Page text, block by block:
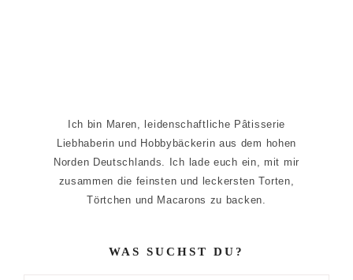
Ich bin Maren, leidenschaftliche Pâtisserie
Liebhaberin und Hobbybäckerin aus dem hohen
Norden Deutschlands. Ich lade euch ein, mit mir
zusammen die feinsten und leckersten Torten,
Törtchen und Macarons zu backen.
WAS SUCHST DU?